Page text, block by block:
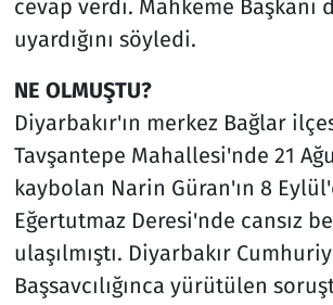
cevap verdi. Mahkeme Başkanı
uyardığını söyledi.
NE OLMUŞTU?
Diyarbakır'ın merkez Bağlar
Tavşantepe Mahallesi'nde 21
kaybolan Narin Güran'ın 8
Eğertutmaz Deresi'nde cansız
ulaşılmıştı. Diyarbakır
Başsavcılığınca yürütülen